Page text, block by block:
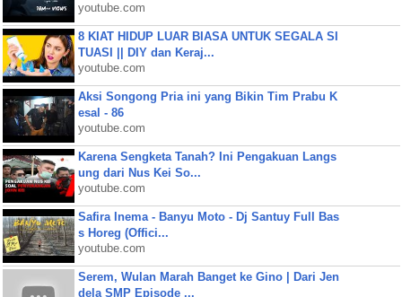
youtube.com
8 KIAT HIDUP LUAR BIASA UNTUK SEGALA SI
TUASI || DIY dan Keraj...
youtube.com
Aksi Songong Pria ini yang Bikin Tim Prabu K
esal - 86
youtube.com
Karena Sengketa Tanah? Ini Pengakuan Langs
ung dari Nus Kei So...
youtube.com
Safira Inema - Banyu Moto - Dj Santuy Full Bas
s Horeg (Offici...
youtube.com
Serem, Wulan Marah Banget ke Gino | Dari Jen
dela SMP Episode ...